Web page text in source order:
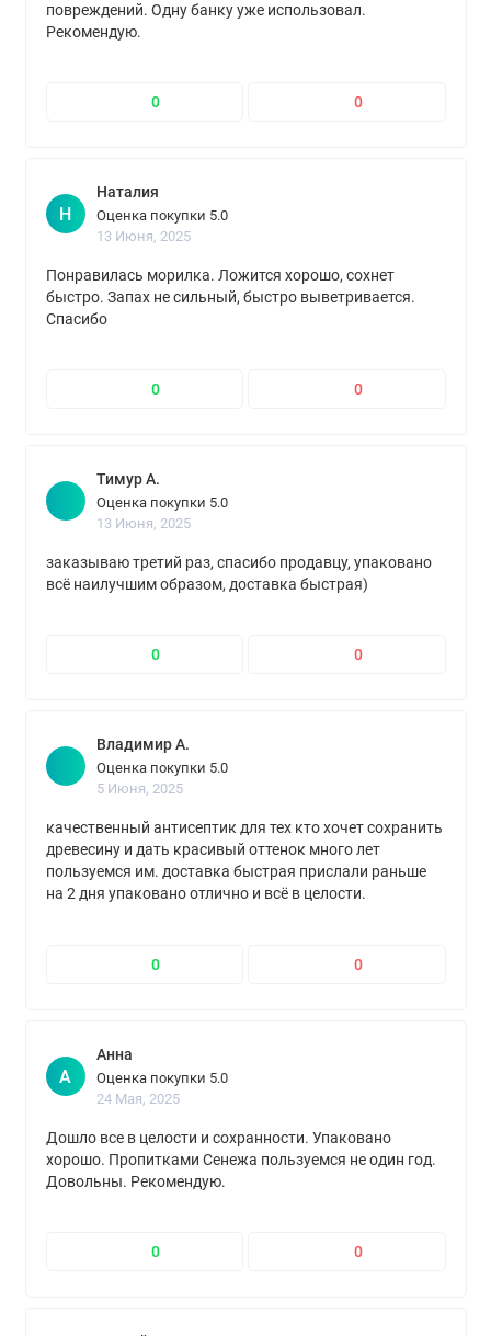
повреждений. Одну банку уже использовал.
Рекомендую.
0 0
Н
Наталия
Оценка покупки 5.0
13 Июня, 2025
Понравилась морилка. Ложится хорошо, сохнет
быстро. Запах не сильный, быстро выветривается.
Спасибо
0 0
Тимур А.
Оценка покупки 5.0
13 Июня, 2025
заказываю третий раз, спасибо продавцу, упаковано
всё наилучшим образом, доставка быстрая)
0 0
Владимир А.
Оценка покупки 5.0
5 Июня, 2025
качественный антисептик для тех кто хочет сохранить
древесину и дать красивый оттенок много лет
пользуемся им. доставка быстрая прислали раньше
на 2 дня упаковано отлично и всё в целости.
0 0
А
Анна
Оценка покупки 5.0
24 Мая, 2025
Дошло все в целости и сохранности. Упаковано
хорошо. Пропитками Сенежа пользуемся не один год.
Довольны. Рекомендую.
0 0